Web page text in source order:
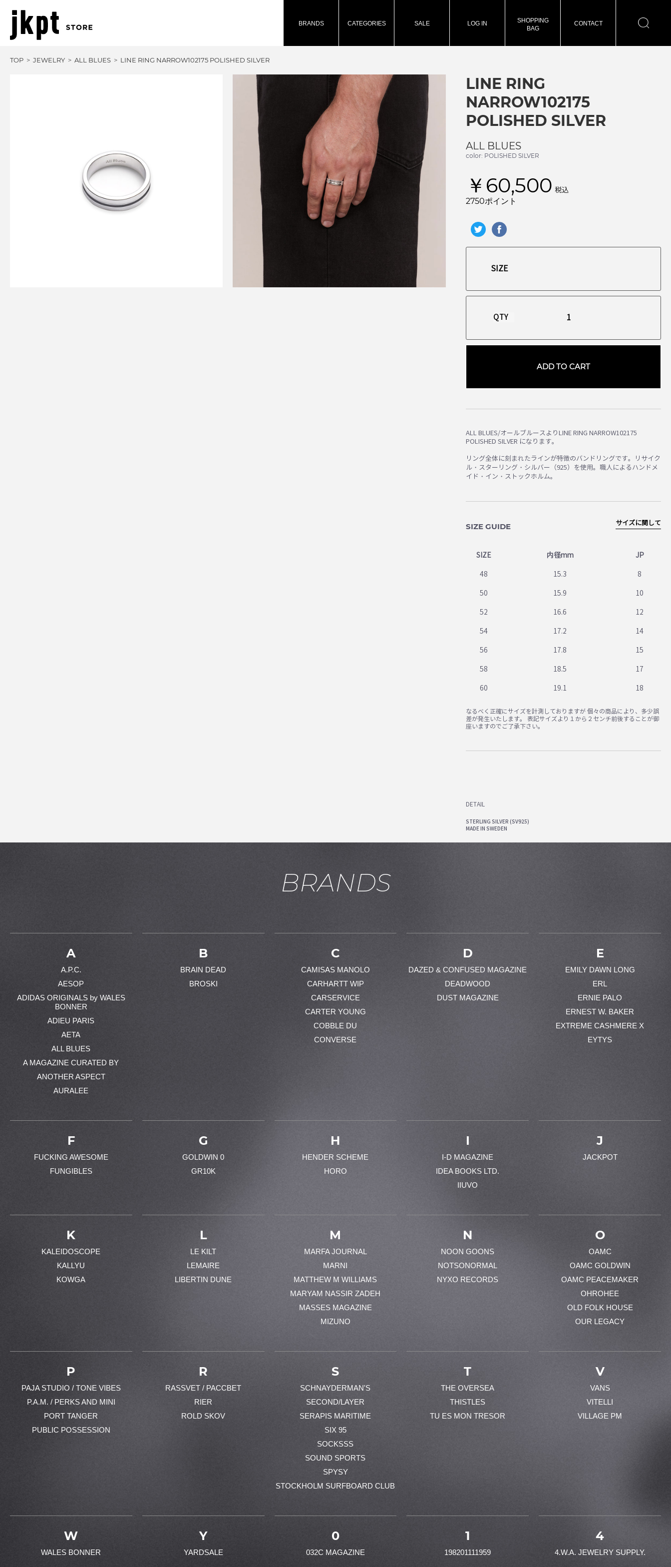
BRANDS CATEGORIES SALE LOG IN
SHOPPING
BAG
CONTACT
TOP JEWELRY ALL BLUES LINE RING NARROW102175 POLISHED SILVER
LINE RING
NARROW102175
POLISHED SILVER
ALL BLUES
color: POLISHED SILVER
￥60,500 税込
2750ポイント
QTY
ADD TO CART
ALL BLUES/オールブルースよりLINE RING NARROW102175
POLISHED SILVER になります。
リング全体に刻まれたラインが特徴のバンドリングです。リサイク
ル・スターリング・シルバー（925）を使用。職人によるハンドメ
イド・イン・ストックホルム。
SIZE GUIDE
SIZE 内径mm JP
48 15.3 8
50 15.9 10
52 16.6 12
54 17.2 14
56 17.8 15
58 18.5 17
60 19.1 18
サイズに関して
なるべく正確にサイズを計測しておりますが 個々の商品により、多少誤
差が発生いたします。 表記サイズより１から２センチ前後することが御
座いますのでご了承下さい。
DETAIL
STERLING SILVER (SV925)
MADE IN SWEDEN
BRANDS
A
A.P.C.
AESOP
ADIDAS ORIGINALS by WALES
BONNER
ADIEU PARIS
AETA
ALL BLUES
A MAGAZINE CURATED BY
ANOTHER ASPECT
AURALEE
B
BRAIN DEAD
BROSKI
C
CAMISAS MANOLO
CARHARTT WIP
CARSERVICE
CARTER YOUNG
COBBLE DU
CONVERSE
D
DAZED & CONFUSED MAGAZINE
DEADWOOD
DUST MAGAZINE
E
EMILY DAWN LONG
ERL
ERNIE PALO
ERNEST W. BAKER
EXTREME CASHMERE X
EYTYS
F
FUCKING AWESOME
FUNGIBLES
G
GOLDWIN 0
GR10K
H
HENDER SCHEME
HORO
I
I-D MAGAZINE
IDEA BOOKS LTD.
IIUVO
J
JACKPOT
K
KALEIDOSCOPE
KALLYU
KOWGA
L
LE KILT
LEMAIRE
LIBERTIN DUNE
M
MARFA JOURNAL
MARNI
MATTHEW M WILLIAMS
MARYAM NASSIR ZADEH
MASSES MAGAZINE
MIZUNO
N
NOON GOONS
NOTSONORMAL
NYXO RECORDS
O
OAMC
OAMC GOLDWIN
OAMC PEACEMAKER
OHROHEE
OLD FOLK HOUSE
OUR LEGACY
P
PAJA STUDIO / TONE VIBES
P.A.M. / PERKS AND MINI
PORT TANGER
PUBLIC POSSESSION
R
RASSVET / PACCBET
RIER
ROLD SKOV
S
SCHNAYDERMAN'S
SECOND/LAYER
SERAPIS MARITIME
SIX 95
SOCKSSS
SOUND SPORTS
SPYSY
STOCKHOLM SURFBOARD CLUB
T
THE OVERSEA
THISTLES
TU ES MON TRESOR
V
VANS
VITELLI
VILLAGE PM
W
WALES BONNER
Y
YARDSALE
0
032C MAGAZINE
1
198201111959
4
4.W.A. JEWELRY SUPPLY.